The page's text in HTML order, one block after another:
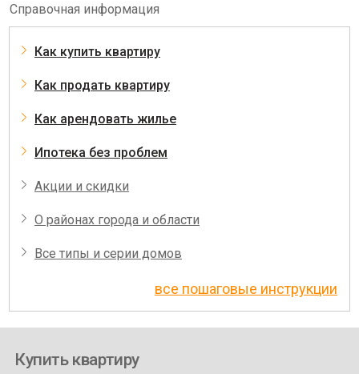
Справочная информация
Как купить квартиру
Как продать квартиру
Как арендовать жилье
Ипотека без проблем
Акции и скидки
О районах города и области
Все типы и серии домов
все пошаговые инструкции
Купить квартиру